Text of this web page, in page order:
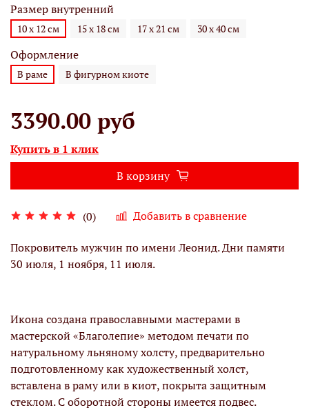
(0) Добавить в сравнение
Размер внутренний
10 х 12 см 15 х 18 см 17 х 21 см 30 х 40 см
Оформление
В раме В фигурном киоте
3390.00 руб
Купить в 1 клик
В корзину
Покровитель мужчин по имени Леонид. Дни памяти
30 июля, 1 ноября, 11 июля.
Икона создана православными мастерами в
мастерской «Благолепие» методом печати по
натуральному льняному холсту, предварительно
подготовленному как художественный холст,
вставлена в раму или в киот, покрыта защитным
стеклом. С оборотной стороны имеется подвес.